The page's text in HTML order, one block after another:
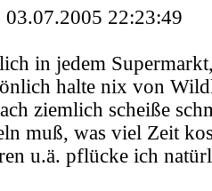
03.07.2005 22:23:49
in jedem
halte nix von
ziemlich scheiße
muß, was viel Zeit
u.ä. pflücke ich